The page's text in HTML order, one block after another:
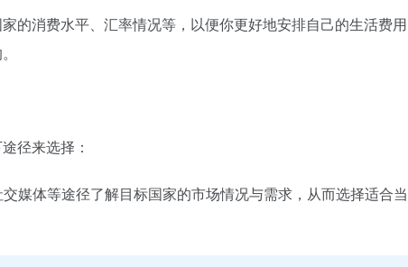
的消费水平、汇率情况等，以便你更好地安排自己的生活费用
径来选择：
媒体等途径了解目标国家的市场情况与需求，从而选择适合当